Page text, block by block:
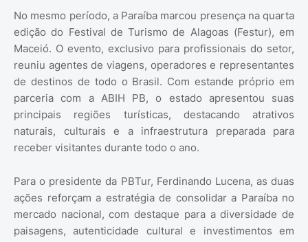
No mesmo período, a Paraíba marcou presença na quarta
edição do Festival de Turismo de Alagoas (Festur), em
Maceió. O evento, exclusivo para profissionais do setor,
reuniu agentes de viagens, operadores e representantes
de destinos de todo o Brasil. Com estande próprio em
parceria com a ABIH PB, o estado apresentou suas
principais regiões turísticas, destacando atrativos
naturais, culturais e a infraestrutura preparada para
receber visitantes durante todo o ano.
Para o presidente da PBTur, Ferdinando Lucena, as duas
ações reforçam a estratégia de consolidar a Paraíba no
mercado nacional, com destaque para a diversidade de
paisagens, autenticidade cultural e investimentos em